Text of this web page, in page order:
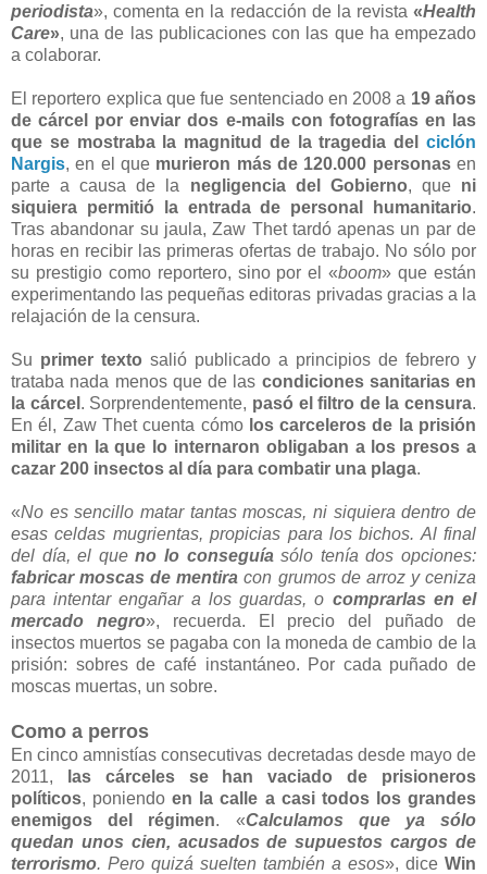
periodista», comenta en la redacción de la revista «Health
Care», una de las publicaciones con las que ha empezado
a colaborar.
El reportero explica que fue sentenciado en 2008 a 19 años
de cárcel por enviar dos e-mails con fotografías en las
que se mostraba la magnitud de la tragedia del ciclón
Nargis, en el que murieron más de 120.000 personasen
parte a causa de la negligencia del Gobierno, que ni
siquiera permitió la entrada de personal humanitario.
Tras abandonar su jaula, Zaw Thet tardó apenas un par de
horas en recibir las primeras ofertas de trabajo. No sólo por
su prestigio como reportero, sino por el «boom» que están
experimentando las pequeñas editoras privadas gracias a la
relajación de la censura.
Su primer texto salió publicado a principios de febrero y
trataba nada menos que de las condiciones sanitarias en
la cárcel . Sorprendentemente, pasó el filtro de la censura.
En él, Zaw Thet cuenta cómo los carceleros de la prisión
militar en la que lo internaron obligaban a los presos a
cazar 200 insectos al día para combatir una plaga.
«No es sencillo matar tantas moscas, ni siquiera dentro de
esas celdas mugrientas, propicias para los bichos. Al final
del día, el queno lo conseguía sólo tenía dos opciones:
fabricar moscas de mentira con grumos de arroz y ceniza
para intentar engañar a los guardas, o comprarlas en el
mercado negro», recuerda. El precio del puñado de
insectos muertos se pagaba con la moneda de cambio de la
prisión: sobres de café instantáneo. Por cada puñado de
moscas muertas, un sobre.
Como a perros
En cinco amnistías consecutivas decretadas desde mayo de
2011,
las cárceles se han vaciado de prisioneros
políticos, poniendoen la calle a casi todos los grandes
enemigos del régimen. «Calculamos que ya sólo
quedan unos cien, acusados de supuestos cargos de
terrorismo. Pero quizá suelten también a esos», dice Win